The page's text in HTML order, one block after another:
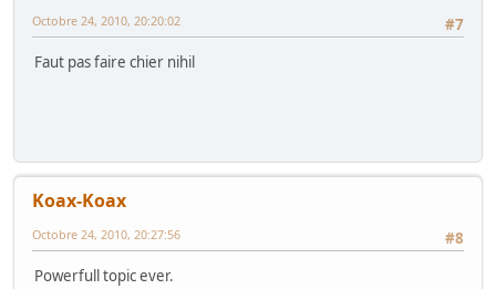
#7
Octobre 24, 2010, 20:20:02
Faut pas faire chier nihil
Koax-Koax
#8
Octobre 24, 2010, 20:27:56
Powerfull topic ever.